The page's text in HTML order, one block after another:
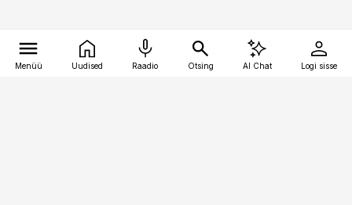
Menüü Uudised Raadio Otsing AI Chat Logi sisse